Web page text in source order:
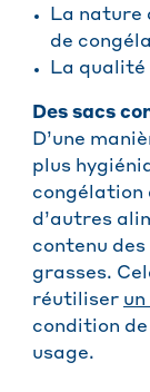
La nature
de
La qualité
Des sacs
D’une
plus
congélation
d’autres
contenu
grasses.
réutiliser
condition
usage.